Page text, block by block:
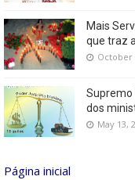
Mais
que traz
October
Supremo
dos
May 13,
Página inicial